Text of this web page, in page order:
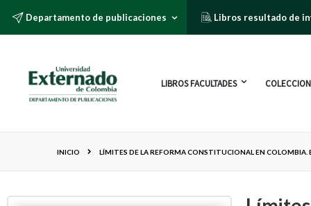
Departamento de publicaciones Libros resultado de
LIBROS FACULTADES
INICIO LÍMITES DE LA REFORMA CONSTITUCIONAL EN